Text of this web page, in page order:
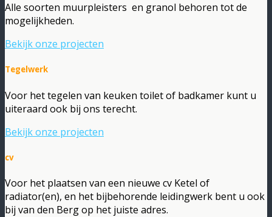
Alle soorten muurpleisters en granol behoren tot de
mogelijkheden.
Bekijk onze projecten
Tegelwerk
Voor het tegelen van keuken toilet of badkamer kunt u
uiteraard ook bij ons terecht.
Bekijk onze projecten
cv
Voor het plaatsen van een nieuwe cv Ketel of
radiator(en), en het bijbehorende leidingwerk bent u ook
bij van den Berg op het juiste adres.